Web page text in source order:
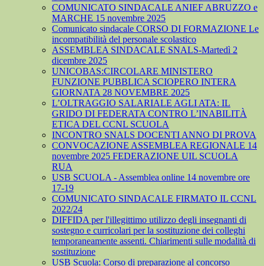
COMUNICATO SINDACALE ANIEF ABRUZZO e
MARCHE 15 novembre 2025
Comunicato sindacale CORSO DI FORMAZIONE Le
incompatibilità del personale scolastico
ASSEMBLEA SINDACALE SNALS-Martedì 2
dicembre 2025
UNICOBAS:CIRCOLARE MINISTERO
FUNZIONE PUBBLICA SCIOPERO INTERA
GIORNATA 28 NOVEMBRE 2025
L’OLTRAGGIO SALARIALE AGLI ATA: IL
GRIDO DI FEDERATA CONTRO L’INABILITÀ
ETICA DEL CCNL SCUOLA
INCONTRO SNALS DOCENTI ANNO DI PROVA
CONVOCAZIONE ASSEMBLEA REGIONALE 14
novembre 2025 FEDERAZIONE UIL SCUOLA
RUA
USB SCUOLA - Assemblea online 14 novembre ore
17-19
COMUNICATO SINDACALE FIRMATO IL CCNL
2022/24
DIFFIDA per l'illegittimo utilizzo degli insegnanti di
sostegno e curricolari per la sostituzione dei colleghi
temporaneamente assenti. Chiarimenti sulle modalità di
sostituzione
USB Scuola: Corso di preparazione al concorso